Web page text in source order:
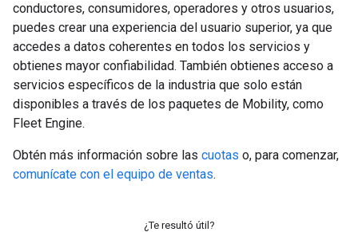
conductores, consumidores, operadores y otros usuarios,
puedes crear una experiencia del usuario superior, ya que
accedes a datos coherentes en todos los servicios y
obtienes mayor confiabilidad. También obtienes acceso a
servicios específicos de la industria que solo están
disponibles a través de los paquetes de Mobility, como
Fleet Engine.
Obtén más información sobre las cuotas o, para comenzar,
comunícate con el equipo de ventas.
¿Te resultó útil?